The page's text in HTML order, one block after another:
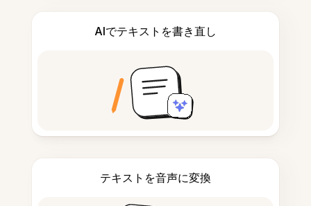
AIでテキストを書き直し
テキストを音声に変換